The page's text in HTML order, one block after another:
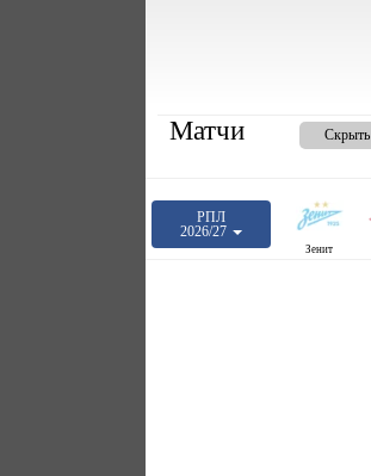
Матчи Скрыть
РПЛ
2026/27
Зенит